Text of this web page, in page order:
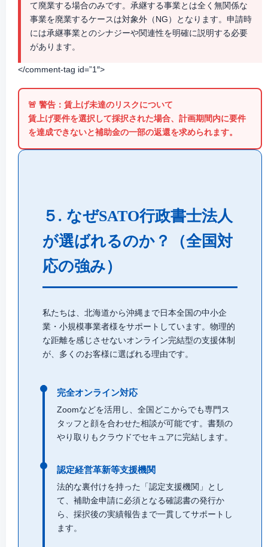
て廃業する場合のみです。承継する事業とは全く無関係な
事業を廃業するケースは対象外（NG）となります。申請時
には承継事業とのシナジーや関連性を明確に説明する必要
があります。
</comment-tag id=”1″>
🚨 警告：賃上げ未達のリスクについて
賃上げ要件を選択して採択された場合、計画期間内に要件
を達成できないと補助金の一部の返還を求められます。
５. なぜSATO行政書士法人
が選ばれるのか？（全国対
応の強み）
私たちは、北海道から沖縄まで日本全国の中小企
業・小規模事業者様をサポートしています。物理的
な距離を感じさせないオンライン完結型の支援体制
が、多くのお客様に選ばれる理由です。
完全オンライン対応
Zoomなどを活用し、全国どこからでも専門ス
タッフと顔を合わせた相談が可能です。書類の
やり取りもクラウドでセキュアに完結します。
認定経営革新等支援機関
法的な裏付けを持った「認定支援機関」とし
て、補助金申請に必須となる確認書の発行か
ら、採択後の実績報告まで一貫してサポートし
ます。